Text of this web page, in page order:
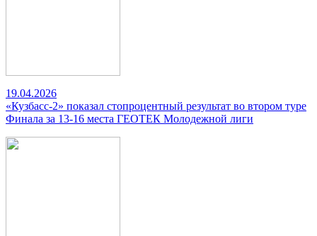
19.04.2026
«Кузбасс-2» показал стопроцентный результат во втором туре
Финала за 13-16 места ГЕОТЕК Молодежной лиги